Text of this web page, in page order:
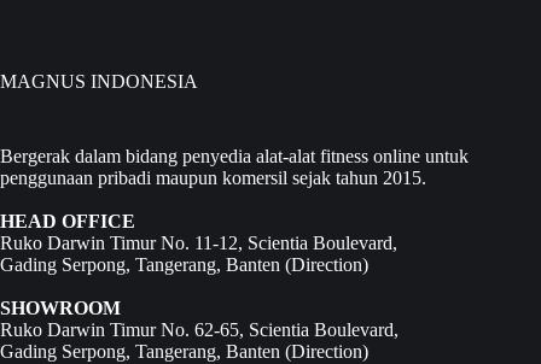
MAGNUS INDONESIA
Bergerak dalam bidang penyedia alat-alat fitness online untuk
penggunaan pribadi maupun komersil sejak tahun 2015.
HEAD OFFICE
Ruko Darwin Timur No. 11-12, Scientia Boulevard,
Gading Serpong, Tangerang, Banten (Direction)
SHOWROOM
Ruko Darwin Timur No. 62-65, Scientia Boulevard,
Gading Serpong, Tangerang, Banten (Direction)